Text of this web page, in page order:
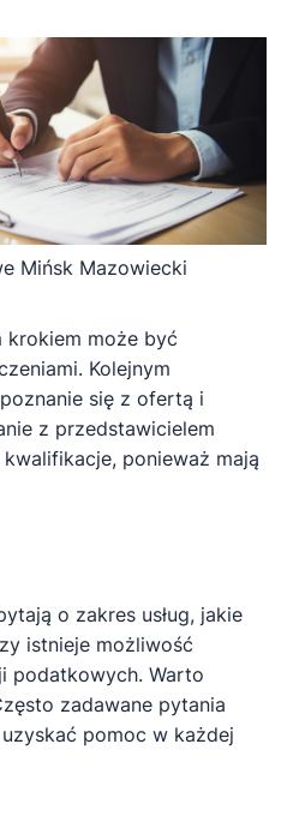
Mińsk Mazowiecki
krokiem może być
Kolejnym
się z ofertą i
z przedstawicielem
ponieważ mają
o zakres usług, jakie
istnieje możliwość
podatkowych. Warto
zadawane pytania
pomoc w każdej